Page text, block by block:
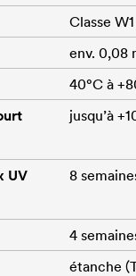
Classe
env. 0,08
40°C à
jusqu’à
UV
8
4
étanche